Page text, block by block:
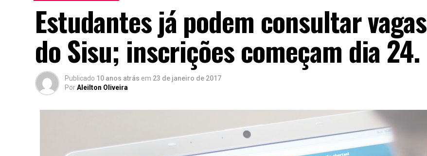
Estudantes já podem consultar vagas
do Sisu; inscrições começam dia 24.
Publicado 10 anos atrás em 23 de janeiro de 2017
PorAleilton Oliveira